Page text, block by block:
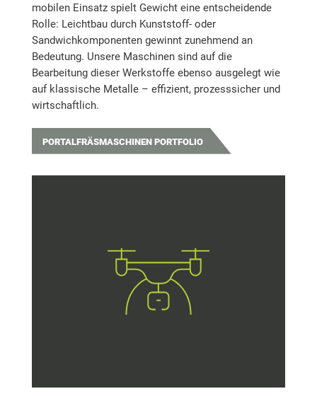
mobilen Einsatz spielt Gewicht eine entscheidende
Rolle: Leichtbau durch Kunststoff- oder
Sandwichkomponenten gewinnt zunehmend an
Bedeutung. Unsere Maschinen sind auf die
Bearbeitung dieser Werkstoffe ebenso ausgelegt wie
auf klassische Metalle – effizient, prozesssicher und
wirtschaftlich.
PORTALFRÄSMASCHINEN PORTFOLIO